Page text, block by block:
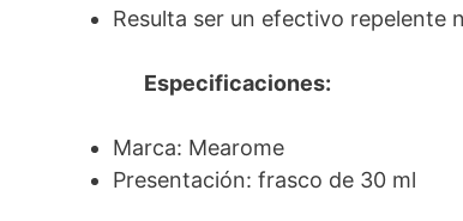
Resulta ser un efectivo repelente
Especificaciones:
Marca: Mearome
Presentación: frasco de 30 ml